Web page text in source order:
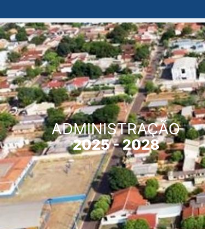
ADMINISTRAÇÃO
2025 - 2028